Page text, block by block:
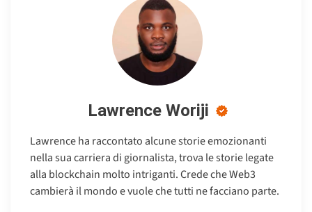
Lawrence Woriji
Lawrence ha raccontato alcune storie emozionanti
nella sua carriera di giornalista, trova le storie legate
alla blockchain molto intriganti. Crede che Web3
cambierà il mondo e vuole che tutti ne facciano parte.